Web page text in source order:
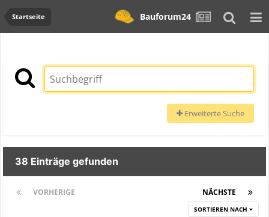
Startseite Bauforum24
Erweiterte Suche
38 Einträge gefunden
VORHERIGE NÄCHSTE
SORTIEREN NACH